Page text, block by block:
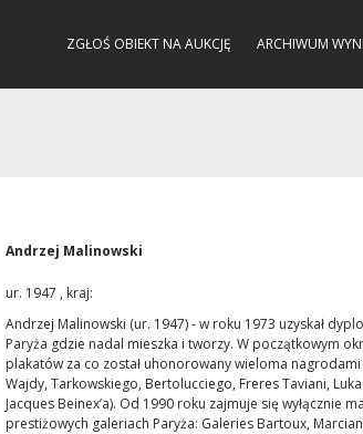
ZGŁOŚ OBIEKT NA AUKCJĘ ARCHIWUM
Andrzej Malinowski
ur. 1947 , kraj:
Andrzej Malinowski (ur. 1947) - w roku 1973 uzyskał
Paryża gdzie nadal mieszka i tworzy. W początkowym
plakatów za co został uhonorowany wieloma
Wajdy, Tarkowskiego, Bertolucciego, Freres Taviani,
Jacques Beinex’a). Od 1990 roku zajmuje się
prestiżowych galeriach Paryża: Galeries Bartoux,